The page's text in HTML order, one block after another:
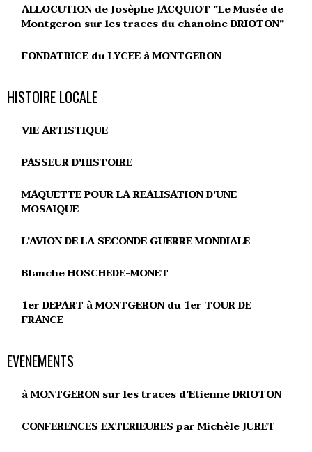
ALLOCUTION de Josèphe JACQUIOT "Le Musée de
Montgeron sur les traces du chanoine DRIOTON"
FONDATRICE du LYCEE à MONTGERON
HISTOIRE LOCALE
VIE ARTISTIQUE
PASSEUR D'HISTOIRE
MAQUETTE POUR LA REALISATION D'UNE
MOSAIQUE
L'AVION DE LA SECONDE GUERRE MONDIALE
Blanche HOSCHEDE-MONET
1er DEPART à MONTGERON du 1er TOUR DE
FRANCE
EVENEMENTS
à MONTGERON sur les traces d'Etienne DRIOTON
CONFERENCES EXTERIEURES par Michèle JURET